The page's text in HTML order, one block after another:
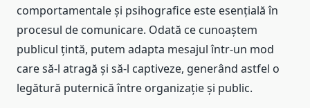
comportamentale și psihografice este esențială în
procesul de comunicare. Odată ce cunoaștem
publicul țintă, putem adapta mesajul într-un mod
care să-l atragă și să-l captiveze, generând astfel o
legătură puternică între organizație și public.